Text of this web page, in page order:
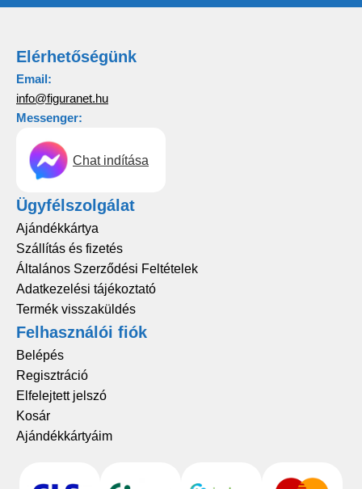
Elérhetőségünk
Email:
info@figuranet.hu
Messenger:
Chat indítása
Ügyfélszolgálat
Ajándékkártya
Szállítás és fizetés
Általános Szerződési Feltételek
Adatkezelési tájékoztató
Termék visszaküldés
Felhasználói fiók
Belépés
Regisztráció
Elfelejtett jelszó
Kosár
Ajándékkártyáim